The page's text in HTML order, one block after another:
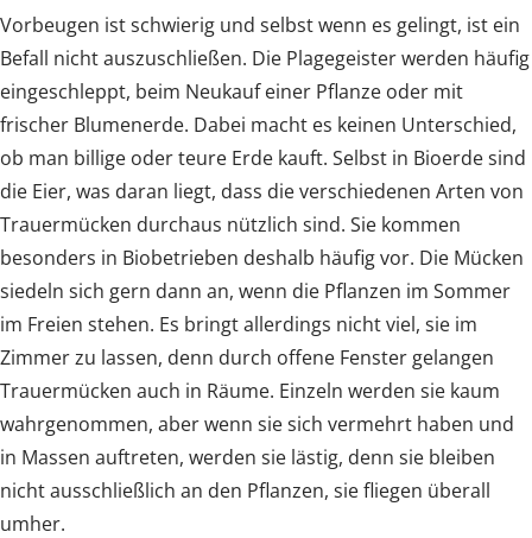
Vorbeugen ist schwierig und selbst wenn es gelingt, ist ein
Befall nicht auszuschließen. Die Plagegeister werden häufig
eingeschleppt, beim Neukauf einer Pflanze oder mit
frischer Blumenerde. Dabei macht es keinen Unterschied,
ob man billige oder teure Erde kauft. Selbst in Bioerde sind
die Eier, was daran liegt, dass die verschiedenen Arten von
Trauermücken durchaus nützlich sind. Sie kommen
besonders in Biobetrieben deshalb häufig vor. Die Mücken
siedeln sich gern dann an, wenn die Pflanzen im Sommer
im Freien stehen. Es bringt allerdings nicht viel, sie im
Zimmer zu lassen, denn durch offene Fenster gelangen
Trauermücken auch in Räume. Einzeln werden sie kaum
wahrgenommen, aber wenn sie sich vermehrt haben und
in Massen auftreten, werden sie lästig, denn sie bleiben
nicht ausschließlich an den Pflanzen, sie fliegen überall
umher.